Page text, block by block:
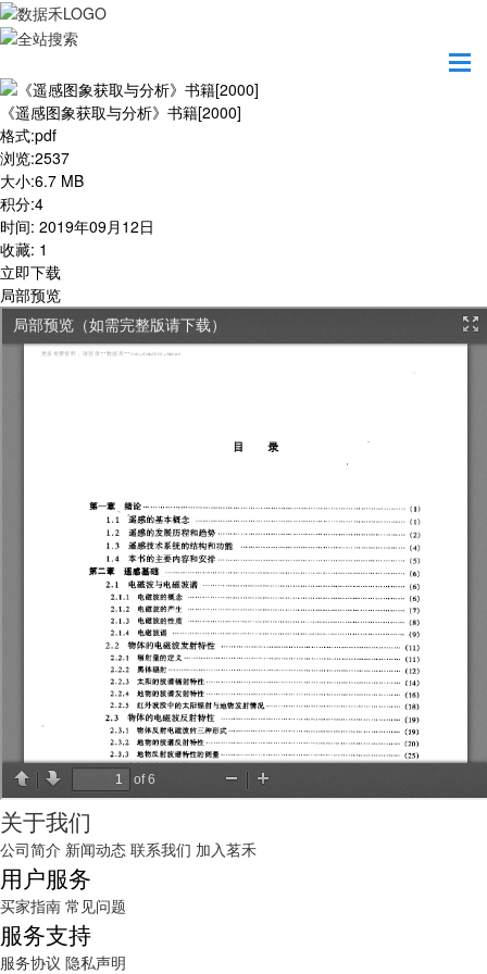
《遥感图象获取与分析》书籍[2000]
格式:pdf
浏览:2537
大小:6.7 MB
积分:4
时间: 2019年09月12日
收藏: 1
立即下载
局部预览
关于我们
公司简介 新闻动态 联系我们 加入茗禾
用户服务
买家指南 常见问题
服务支持
服务协议 隐私声明